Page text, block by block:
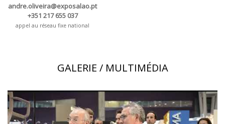
andre.oliveira@exposalao.pt
+351 217 655 037
appel au réseau fixe national
GALERIE / MULTIMÉDIA